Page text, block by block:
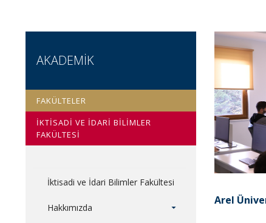
AKADEMİK
FAKÜLTELER
İKTİSADİ VE İDARİ BİLİMLER
FAKÜLTESİ
İktisadi ve İdari Bilimler Fakültesi
Hakkımızda
Arel